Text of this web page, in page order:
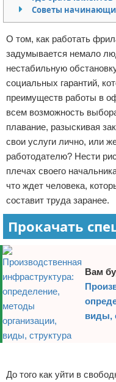
Финансы
Отказ от
Советы
О том, как работать
задумывается немало
нестабильную
социальных гарантий,
преимуществ работы в
всем возможность
плавание, разыскивая
свои услуги лично, или
работодателю? Нести
плечах своего
что ждет человека,
составит труда заранее.
Прокачать
Вам
виды,
До того как уйти в